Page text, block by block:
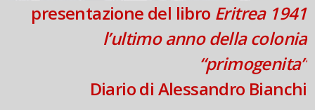
presentazione del libro Eritrea 1941
l’ultimo anno della colonia
“primogenita”
Diario di Alessandro Bianchi